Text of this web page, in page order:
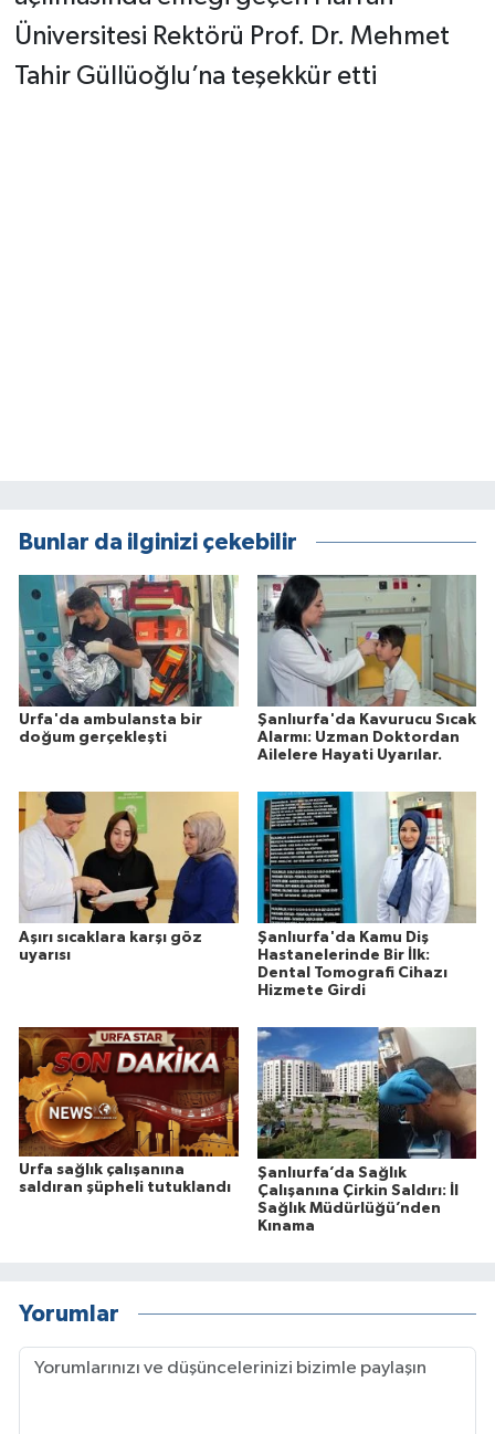
Üniversitesi Rektörü Prof. Dr. Mehmet
Tahir Güllüoğlu’na teşekkür etti
Bunlar da ilginizi çekebilir
Urfa'da ambulansta bir
doğum gerçekleşti
Şanlıurfa'da Kavurucu Sıcak
Alarmı: Uzman Doktordan
Ailelere Hayati Uyarılar.
Aşırı sıcaklara karşı göz
uyarısı
Şanlıurfa'da Kamu Diş
Hastanelerinde Bir İlk:
Dental Tomografi Cihazı
Hizmete Girdi
Urfa sağlık çalışanına
saldıran şüpheli tutuklandı
Şanlıurfa’da Sağlık
Çalışanına Çirkin Saldırı: İl
Sağlık Müdürlüğü’nden
Kınama
Yorumlar